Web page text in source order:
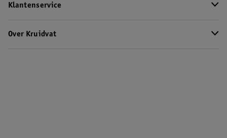
Klantenservice
Over Kruidvat